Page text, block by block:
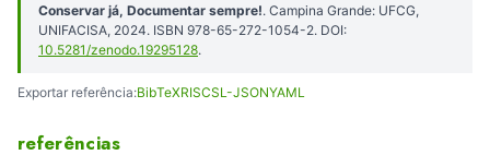
Conservar já, Documentar sempre!. Campina Grande: UFCG,
UNIFACISA, 2024. ISBN 978-65-272-1054-2. DOI:
10.5281/zenodo.19295128.
Exportar referência:BibTeXRISCSL-JSONYAML
referências